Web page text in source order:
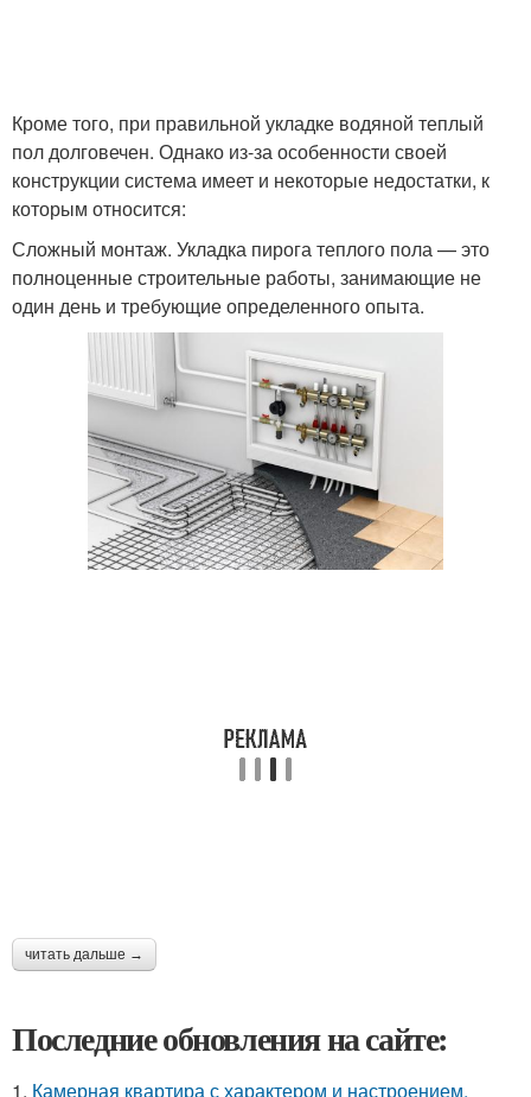
Кроме того, при правильной укладке водяной теплый
пол долговечен. Однако из-за особенности своей
конструкции система имеет и некоторые недостатки, к
которым относится:
Сложный монтаж. Укладка пирога теплого пола — это
полноценные строительные работы, занимающие не
один день и требующие определенного опыта.
читать дальше →
Последние обновления на сайте:
1. Камерная квартира с характером и настроением.